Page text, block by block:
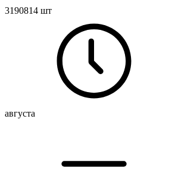
3190814 шт
августа